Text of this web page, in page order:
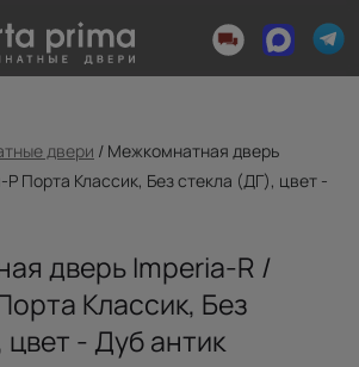
двери / Межкомнатная дверь
Порта Классик, Без стекла (ДГ), цвет -
дверь Imperia-R /
Классик, Без
- Дуб антик